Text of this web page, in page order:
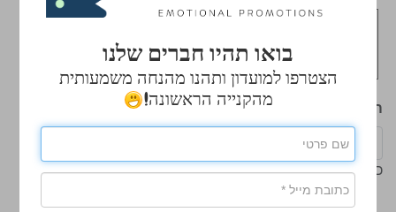
הכנס כמות
כמות מינימלית: 150
בואו תהיו חברים שלנו
הצטרפו למועדון ותהנו מהנחה משמעותית
מהקנייה הראשונה!